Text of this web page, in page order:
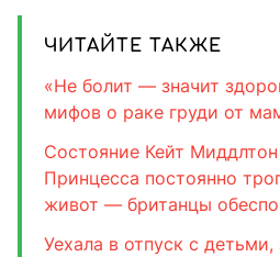
ЧИТАЙТЕ ТАКЖЕ
«Не болит — значит
мифов о раке груди от
Состояние Кейт
Принцесса постоянно
живот — британцы
Уехала в отпуск с